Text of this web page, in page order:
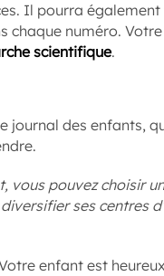
Il pourra
chaque numéro.
scientifique.
journal des enfants,
vous pouvez choisir
ses centres
enfant est